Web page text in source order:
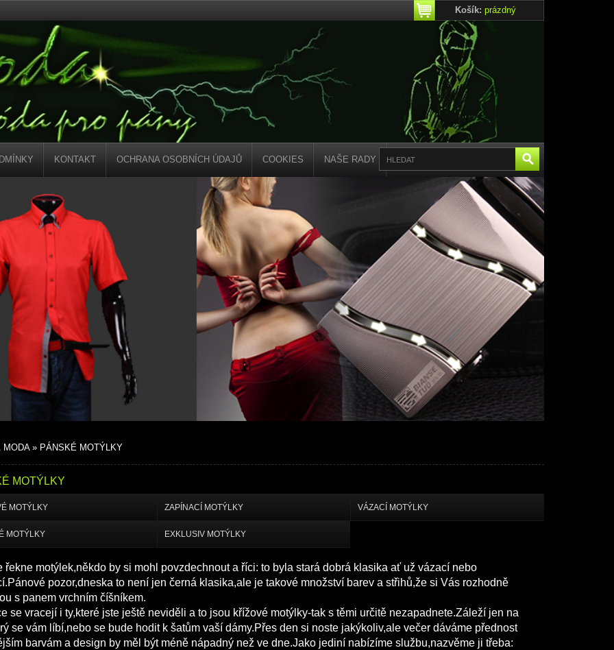
Košík: prázdný
KONTAKT OCHRANA OSOBNÍCH ÚDAJŮ COOKIES NAŠE RADY
MODA » PÁNSKÉ MOTÝLKY
MOTÝLKY
MOTÝLKY ZAPÍNACÍ MOTÝLKY VÁZACÍ MOTÝLKY
MOTÝLKY EXKLUSIV MOTÝLKY
řekne motýlek,někdo by si mohl povzdechnout a říci: to byla stará dobrá klasika ať už vázací nebo
pozor,dneska to není jen černá klasika,ale je takové množství barev a střihů,že si Vás rozhodně
s panem vrchním číšníkem.
se vracejí i ty,které jste ještě neviděli a to jsou křížové motýlky-tak s těmi určitě nezapadnete.Záleží jen na
se vám líbí,nebo se bude hodit k šatům vaší dámy.Přes den si noste jakýkoliv,ale večer dáváme přednost
barvám a design by měl být méně nápadný než ve dne.Jako jediní nabízíme službu,nazvěme ji třeba: